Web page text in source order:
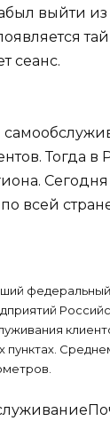
выйти
сеанс.
Тогда в
всей
пунктах.